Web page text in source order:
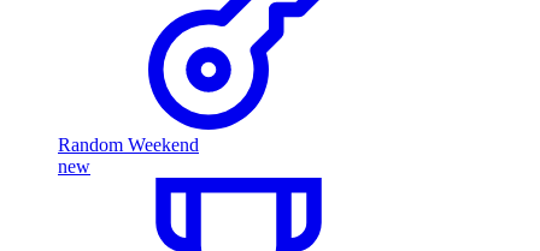
Random Weekend
new